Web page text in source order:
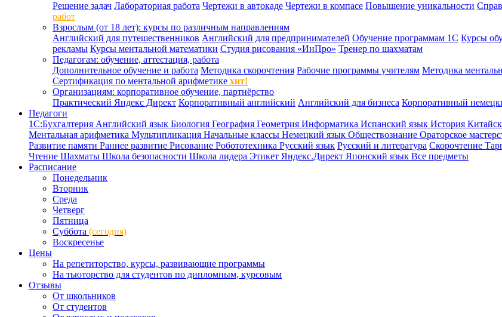
Решение задач Лабораторная работа Чертежи в автокаде Чертежи в компасе Повышение уникальности
работ
Взрослым (от 18 лет): курсы по различным направлениям
Английский для путешественников Английский для предпринимателей Обучение программам 1С Курсы
рекламы Курсы ментальной математики Студия рисования «ИнПро» Тренер по шахматам
Педагогам: обучение, аттестация, работа
Дополнительное обучение и работа Методика скорочтения Рабочие программы учителям Методика
Сертификация по ментальной арифметике хит!
Организациям: корпоративное обучение, партнёрство
Практический Яндекс Директ Корпоративный английский Английский для бизнеса Корпоративный
Педагоги
1С:Бухгалтерия Английский язык Биология География Геометрия Информатика Испанский язык История
Ментальная арифметика Мультипликация Начальные классы Немецкий язык Обществознание Ораторское
Развитие памяти Раннее развитие Рисование Робототехника Русский язык Русский и литература Скорочтение
Чтение Шахматы Школа безопасности Школа лидера Этикет Яндекс.Директ Японский язык Все предметы
Расписание
Понедельник
Вторник
Среда
Четверг
Пятница
Суббота (сегодня)
Воскресенье
Цены
На репетиторство, курсы, развивающие программы
На тьюторство для студентов по дипломным, курсовым
Отзывы
От школьников
От студентов